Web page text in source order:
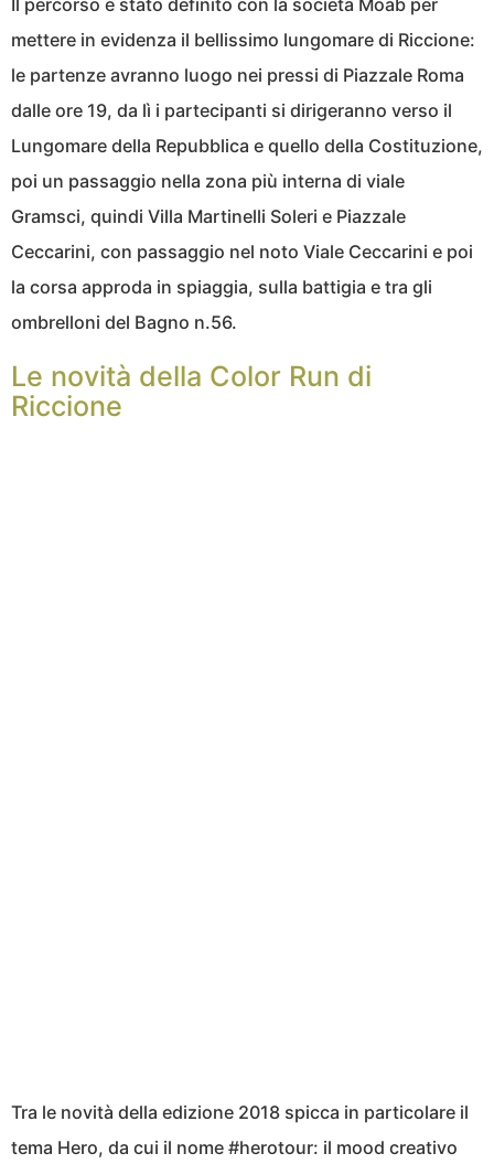
Il percorso è stato definito con la società Moab per
mettere in evidenza il bellissimo lungomare di Riccione:
le partenze avranno luogo nei pressi di Piazzale Roma
dalle ore 19, da lì i partecipanti si dirigeranno verso il
Lungomare della Repubblica e quello della Costituzione,
poi un passaggio nella zona più interna di viale
Gramsci, quindi Villa Martinelli Soleri e Piazzale
Ceccarini, con passaggio nel noto Viale Ceccarini e poi
la corsa approda in spiaggia, sulla battigia e tra gli
ombrelloni del Bagno n.56.
Le novità della Color Run di
Riccione
Tra le novità della edizione 2018 spicca in particolare il
tema Hero, da cui il nome #herotour: il mood creativo